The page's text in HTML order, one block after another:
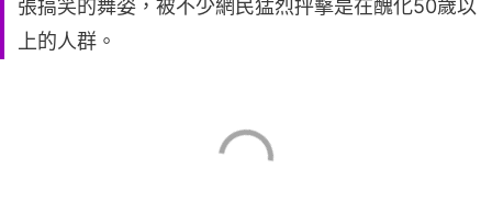
張搞笑的舞姿，被不少網民猛烈抨擊是在醜化50歲以
上的人群。